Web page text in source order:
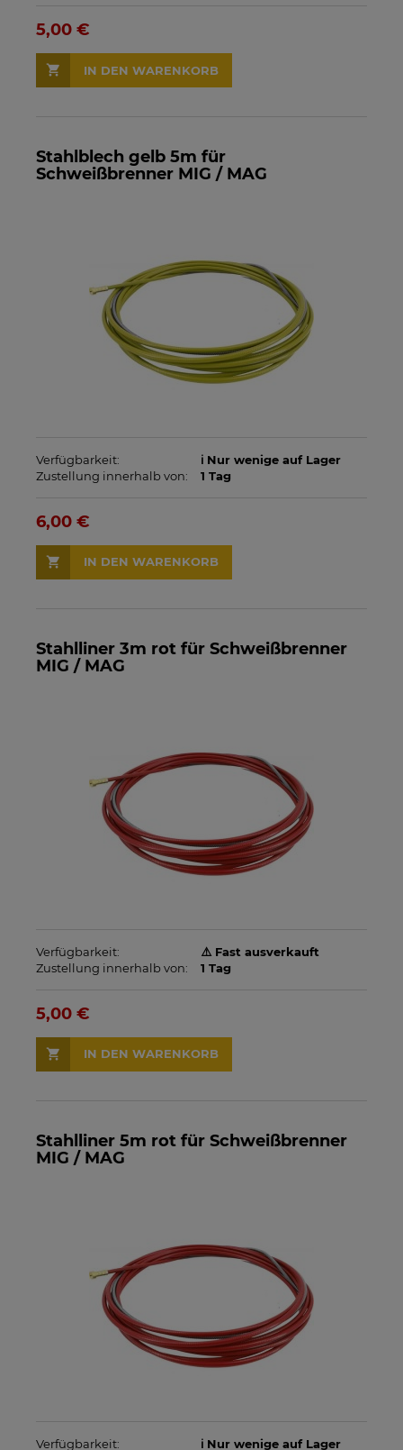
5,00 €
IN DEN WARENKORB
Stahlblech gelb 5m für
Schweißbrenner MIG / MAG
Verfügbarkeit:
ℹ️ Nur wenige auf Lager
Zustellung innerhalb von:
1 Tag
6,00 €
IN DEN WARENKORB
Stahlliner 3m rot für Schweißbrenner
MIG / MAG
Verfügbarkeit:
⚠️ Fast ausverkauft
Zustellung innerhalb von:
1 Tag
5,00 €
IN DEN WARENKORB
Stahlliner 5m rot für Schweißbrenner
MIG / MAG
Verfügbarkeit:
ℹ️ Nur wenige auf Lager